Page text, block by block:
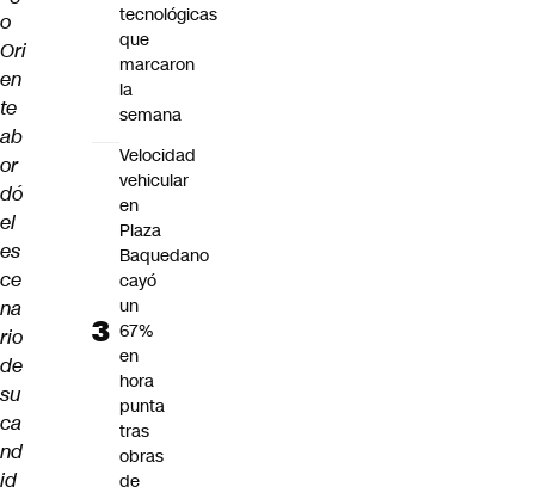
o
Ori
en
te
ab
or
dó
el
es
ce
na
rio
de
su
ca
nd
id
tecnológicas
que
marcaron
la
semana
Velocidad
vehicular
en
Plaza
Baquedano
cayó
un
67%
en
hora
punta
tras
obras
de